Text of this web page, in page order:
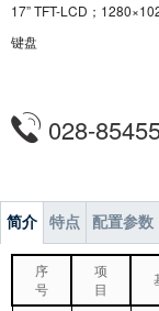
17” TFT-LCD；
键盘
028-
简介 特点 配置参数
序
号
项
目